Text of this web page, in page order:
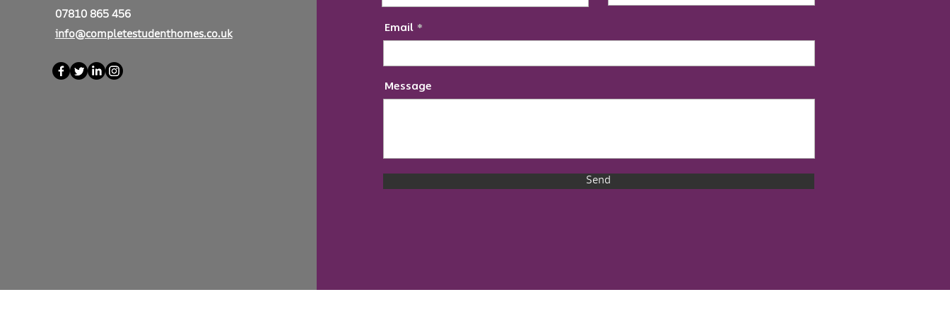
07810 865 456
info@completestudenthomes.co.uk
Email
Message
Send